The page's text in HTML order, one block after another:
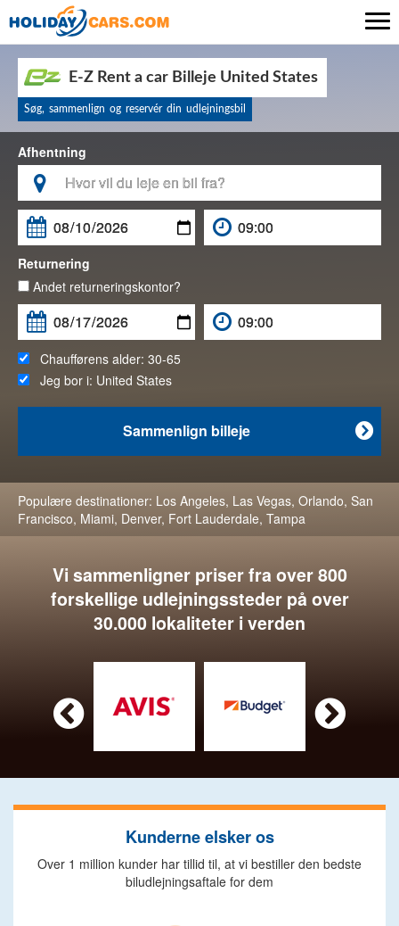
E-Z Rent a car Billeje United States
Søg, sammenlign og reservér din udlejningsbil
Afhentning


Returnering
Andet returneringskontor?
Chaufførens alder: 30-65
Jeg bor i: United States

Sammenlign billeje
Populære destinationer: Los Angeles, Las Vegas, Orlando, San
Francisco, Miami, Denver, Fort Lauderdale, Tampa
Vi sammenligner priser fra over 800
forskellige udlejningssteder på over
30.000 lokaliteter i verden
 
Kunderne elsker os
Over 1 million kunder har tillid til, at vi bestiller den bedste
biludlejningsaftale for dem